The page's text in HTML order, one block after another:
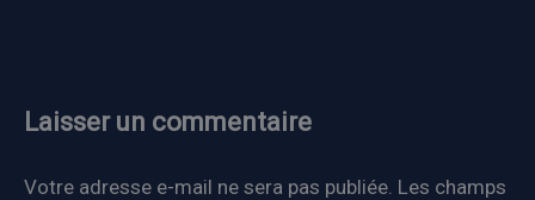
Laisser un commentaire
Votre adresse e-mail ne sera pas publiée. Les champs